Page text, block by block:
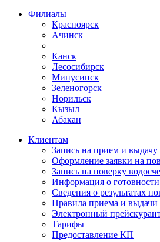
Филиалы
Красноярск
Ачинск
Канск
Лесосибирск
Минусинск
Зеленогорск
Норильск
Кызыл
Абакан
Клиентам
Запись на прием и
Оформление заявки на
Запись на поверку
Информация о готовности
Сведения о результатах
Правила приема и
Электронный
Тарифы
Предоставление КП